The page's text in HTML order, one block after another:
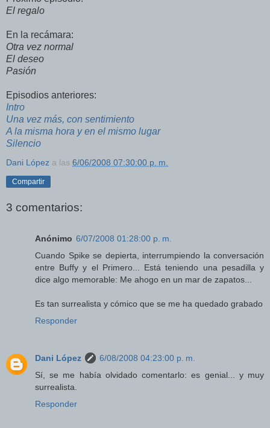
El regalo
En la recámara:
Otra vez normal
El deseo
Pasión
Episodios anteriores:
Intro
Una vez más, con sentimiento
A la misma hora y en el mismo lugar
Silencio
Dani López a las 6/06/2008 07:30:00 p. m.
Compartir
3 comentarios:
Anónimo 6/07/2008 01:28:00 p. m.
Cuando Spike se depierta, interrumpiendo la conversación
entre Buffy y el Primero... Está teniendo una pesadilla y
dice algo memorable: Me ahogo en un mar de zapatos...
Es tan surrealista y cómico que se me ha quedado grabado
Responder
Dani López
6/08/2008 04:23:00 p. m.
Sí, se me había olvidado comentarlo: es genial... y muy
surrealista.
Responder